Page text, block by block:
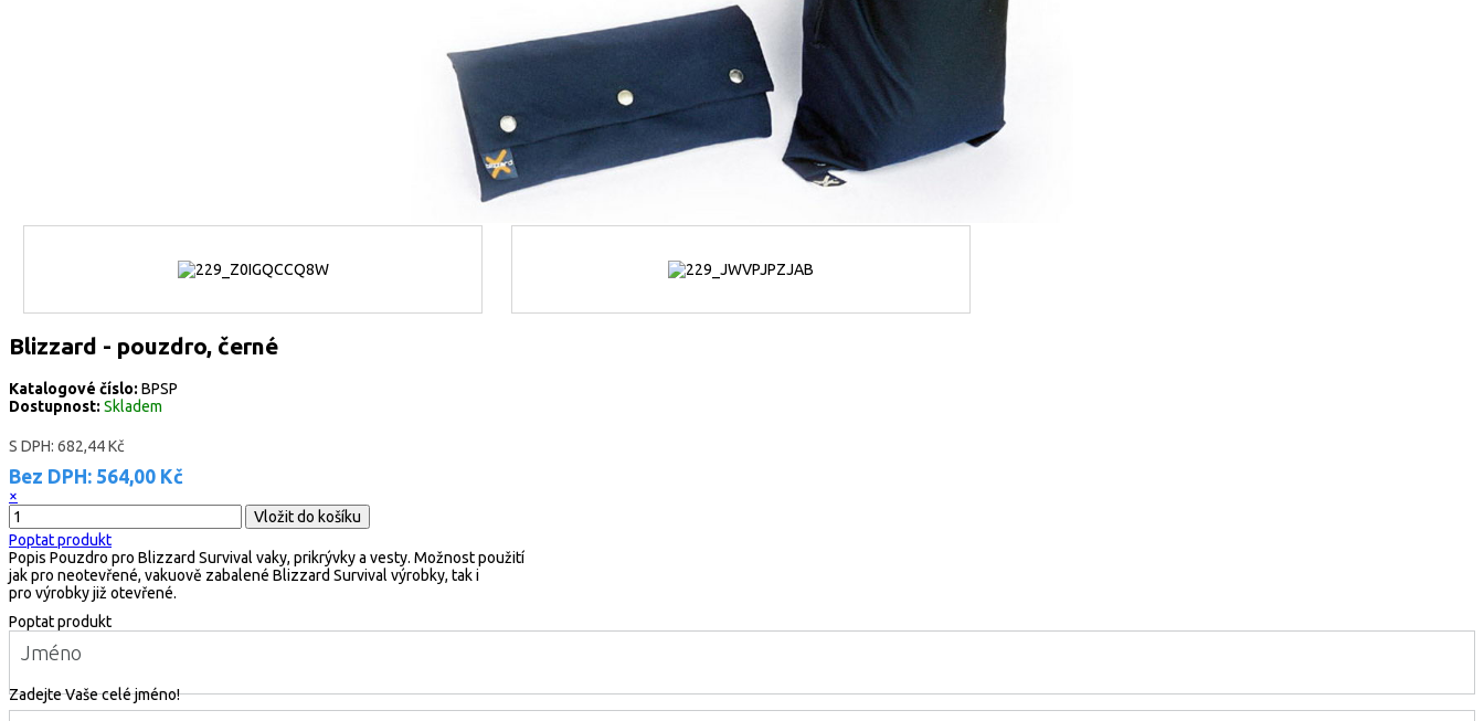
Blizzard - pouzdro, černé
Katalogové číslo: BPSP
Dostupnost: Skladem
S DPH: 682,44 Kč
Bez DPH: 564,00 Kč
×
Poptat produkt
Popis Pouzdro pro Blizzard Survival vaky, prikrývky a vesty. Možnost použití
jak pro neotevřené, vakuově zabalené Blizzard Survival výrobky, tak i
pro výrobky již otevřené.
Poptat produkt
Jméno
Zadejte Vaše celé jméno!